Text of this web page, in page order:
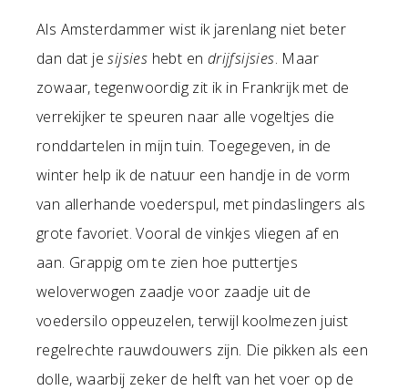
Als Amsterdammer wist ik jarenlang niet beter
dan dat jesijsies hebt en drijfsijsies. Maar
zowaar, tegenwoordig zit ik in Frankrijk met de
verrekijker te speuren naar alle vogeltjes die
ronddartelen in mijn tuin. Toegegeven, in de
winter help ik de natuur een handje in de vorm
van allerhande voederspul, met pindaslingers als
grote favoriet. Vooral de vinkjes vliegen af en
aan. Grappig om te zien hoe puttertjes
weloverwogen zaadje voor zaadje uit de
voedersilo oppeuzelen, terwijl koolmezen juist
regelrechte rauwdouwers zijn. Die pikken als een
dolle, waarbij zeker de helft van het voer op de